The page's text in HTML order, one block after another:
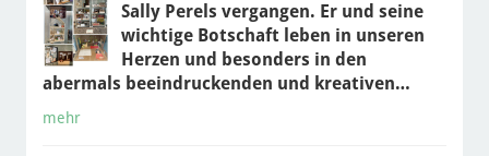
Sally Perels vergangen. Er und seine
wichtige Botschaft leben in unseren
Herzen und besonders in den
abermals beeindruckenden und kreativen…
mehr